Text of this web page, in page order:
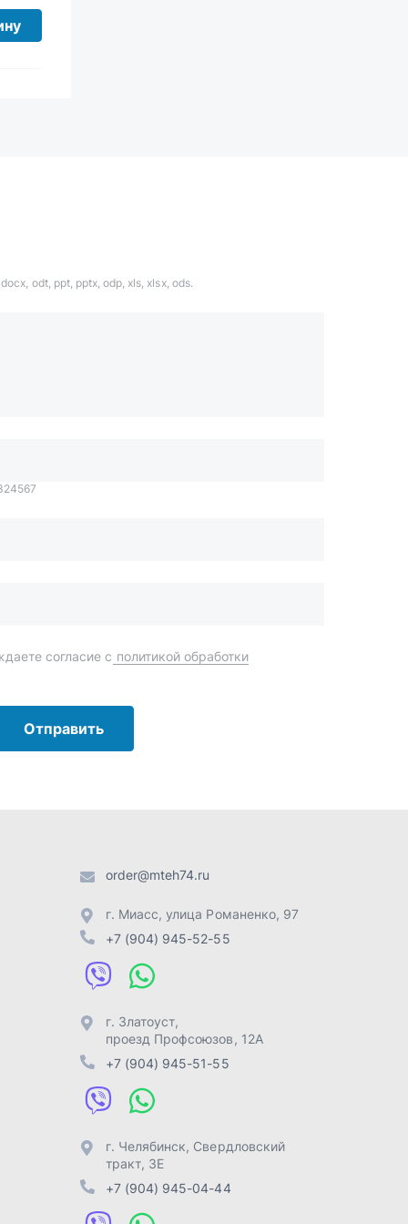
odt, ppt, pptx, odp, xls, xlsx, ods.
Отправить
+7 (904) 945-52-55
г. Челябинск,Свердловский
тракт, 3Е
Отправить заявку
Разработка -